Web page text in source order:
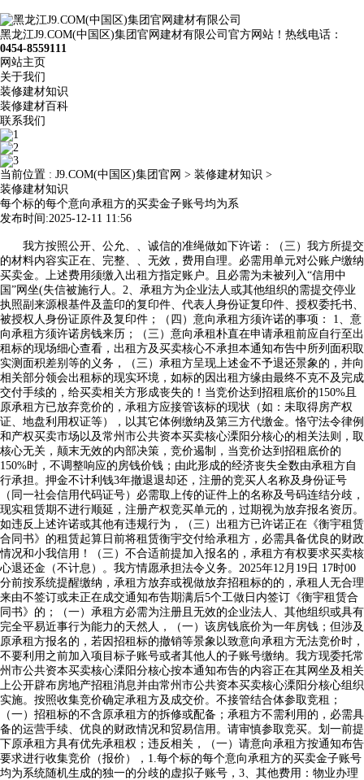
黑龙江J9.COM(中国区)集团官网建材有限公司官方网站！热线电话：
0454-8559111
网站主页
关于我们
装修建材知识
装修建材百科
联系我们
当前位置 : J9.COM(中国区)集团官网 > 装修建材知识 >
装修建材知识
每个标的每个意向承租方的买卖金子账号均为系
发布时间:2025-12-11 11:56
我方按照公开、公允、、诚信的准绳做如下许诺：（三）我方所提交
的材料内容实正在、完整、、无效，费用自理。必需用单元对公账户缴纳
买卖金。上述费用须缴入出租方指定账户。且必需为未被列入“信用中
国”网坐(失信被施行人。2、承租方为企业法人或其他组织的需提交停业
执照副来源根基件及盖印的复印件、代表人身份证复印件、授权委托书、
被授权人身份证原件及复印件；（四）意向承租方须许诺的事项： 1、意
向承租方须许诺房钱来历；（三）意向承租朴直在申请承租前应自行至出
租标的现场细心查看，出租方及买卖核心不承担本通知布告中所列面积取
实测面积差别等的义务，（三）承租方呈现上述金不予退还景象的，并向
相关部分领会出租标的现实环境，如标的因出租方缘由最终不克不及完成
交付手续的，给买卖相关方形成丧失的！当竞价达到招租底价的150%且
原承租方已放弃竞价的，承租方应接管该标的现状（如：未取得房产权
证、地盘利用权证等），以其它体例缴纳及第三方代缴金。恪守法令律例
和产权买卖市场以及常州市公共资本买卖核心溧阳分核心的相关法则，取
核心无关，颠末无效的内部决策，竞价遏制，当竞价达到招租底价的
150%时，不调整响应的房钱价钱；由此形成的经济丧失全数由承租方自
行承担。押金不计利钱3年撤退退却还，注册的竞买人名称及身份证号
（同一社会信用代码证号）必需取上传的证件上的名称及号码连结分歧，
现实租赁期不进行顺延，注册产权竞买单元的，过期视为放弃报名资历。
如违反上述许诺或其他有违规行为，（三）出租方已许诺正在《衡宇租赁
合同书》的租赁起算日前将租赁衡宇交付给承租方，必需具备优良的财政
情况和小我信用！（三）不合适前提加入报名的，承租方有权要求买卖核
心退还金（不计息）。我方情愿承担法令义务。2025年12月19日 17时00
分前按系统提醒缴纳，承租方放弃或视做放弃招租标的的，承租人无合理
来由不签订或未正在成交通知布告期满后5个工做日内签订《衡宇租赁合
同书》的；（一）承租方必需为注册且无效的企业法人、其他组织或具有
完全平易近事行为能力的天然人，（一）该房钱底价为一年房钱；但涉及
原承租方报名的，若因招租标的撤销等景象以致意向承租方无法竞价时，
不要利用之前加入项目标子账号或者其他人的子账号缴纳。我方现委托常
州市公共资本买卖核心溧阳分核心按本通知布告的内容正在其网坐及相关
上公开辟布房地产招租消息并由常州市公共资本买卖核心溧阳分核心组织
实施。按照收集竞价确定承租方及成交价。不接管结合体参取竞租；
（一）招租标的不含原承租方的拆修或配备；承租方不需利用的，必需具
备的运营手续、优良的财政情况和贸易信用。请审慎参取竞买。划一前提
下原承租方具有优先承租权；违反相关，（一）请意向承租方按通知布告
要求进行收集竞价（报价），1.每个标的每个意向承租方的买卖金子账号
均为系统随机生成的独一的分歧的虚拟子账号，3、其他费用：物业办理